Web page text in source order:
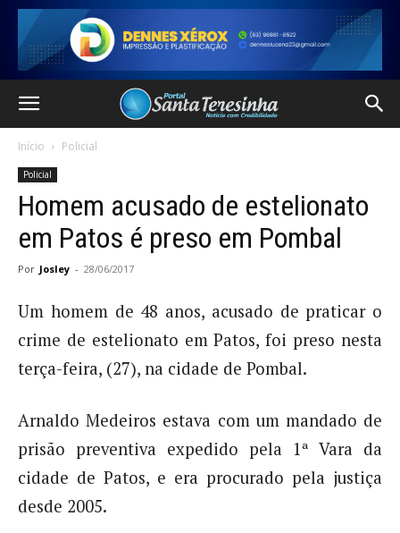
Início Policial
Policial
Homem acusado de estelionato
em Patos é preso em Pombal
Por Josley - 28/06/2017
Um homem de 48 anos, acusado de praticar o
crime de estelionato em Patos, foi preso nesta
terça-feira, (27), na cidade de Pombal.
Arnaldo Medeiros estava com um mandado de
prisão preventiva expedido pela 1ª Vara da
cidade de Patos, e era procurado pela justiça
desde 2005.